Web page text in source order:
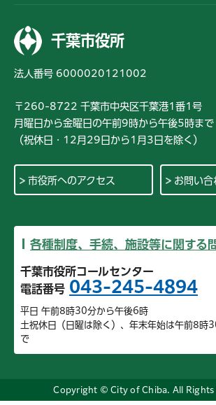
千葉市役所
法人番号 6000020121002
〒260-8722 千葉市中央区千葉港1番1号
月曜日から金曜日の午前9時から午後5時まで
（祝休日・12月29日から1月3日を除く）
市役所へのアクセス お問い合
各種制度、手続、施設等に関する
千葉市役所コールセンター
電話番号 043-245-4894
平日 午前8時30分から午後6時
土祝休日（日曜は除く）、年末年始は午前8時
で
Copyright © City of Chiba. All Rights